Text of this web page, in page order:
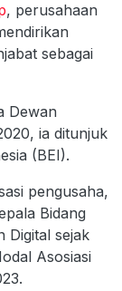
, perusahaan
sebagai
Dewan
ia ditunjuk
(BEI).
pengusaha,
Bidang
Digital sejak
Asosiasi